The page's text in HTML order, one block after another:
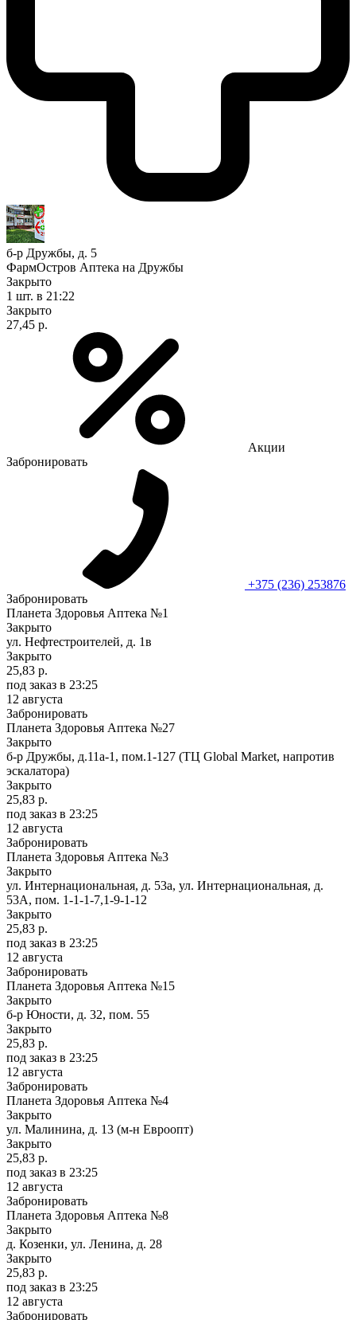
б-р Дружбы, д. 5
ФармОстров Аптека на Дружбы
Закрыто
1 шт. в 21:22
Закрыто
27,45 р.
Акции
Забронировать
+375 (236) 253876
Забронировать
Планета Здоровья Аптека №1
Закрыто
ул. Нефтестроителей, д. 1в
Закрыто
25,83 р.
под заказ в 23:25
12 августа
Забронировать
Планета Здоровья Аптека №27
Закрыто
б-р Дружбы, д.11а-1, пом.1-127 (ТЦ Global Market, напротив
эскалатора)
Закрыто
25,83 р.
под заказ в 23:25
12 августа
Забронировать
Планета Здоровья Аптека №3
Закрыто
ул. Интернациональная, д. 53а, ул. Интернациональная, д.
53А, пом. 1-1-1-7,1-9-1-12
Закрыто
25,83 р.
под заказ в 23:25
12 августа
Забронировать
Планета Здоровья Аптека №15
Закрыто
б-р Юности, д. 32, пом. 55
Закрыто
25,83 р.
под заказ в 23:25
12 августа
Забронировать
Планета Здоровья Аптека №4
Закрыто
ул. Малинина, д. 13 (м-н Евроопт)
Закрыто
25,83 р.
под заказ в 23:25
12 августа
Забронировать
Планета Здоровья Аптека №8
Закрыто
д. Козенки, ул. Ленина, д. 28
Закрыто
25,83 р.
под заказ в 23:25
12 августа
Забронировать